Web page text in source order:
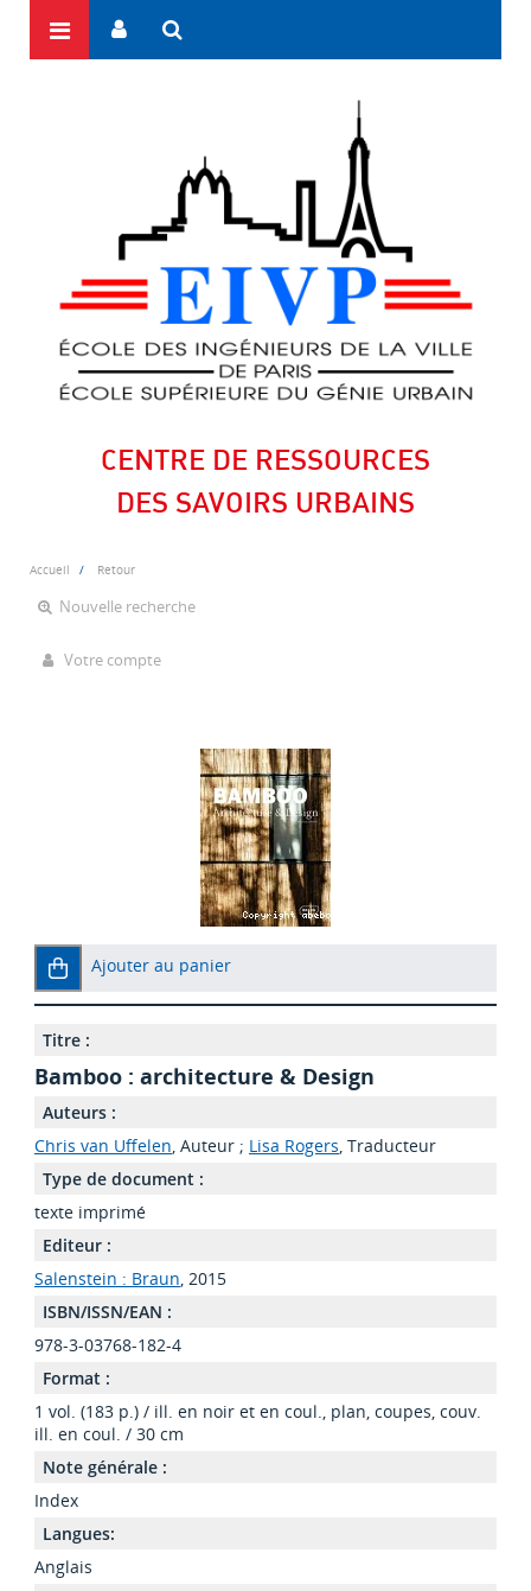
CENTRE DE RESSOURCES
DES SAVOIRS URBAINS
Accueil Retour
Nouvelle recherche
Votre compte
Ajouter au panier
Titre :
Bamboo : architecture & Design
Auteurs :
Chris van Uffelen, Auteur ; Lisa Rogers, Traducteur
Type de document :
texte imprimé
Editeur :
Salenstein : Braun, 2015
ISBN/ISSN/EAN :
978-3-03768-182-4
Format :
1 vol. (183 p.) / ill. en noir et en coul., plan, coupes, couv.
ill. en coul. / 30 cm
Note générale :
Index
Langues:
Anglais